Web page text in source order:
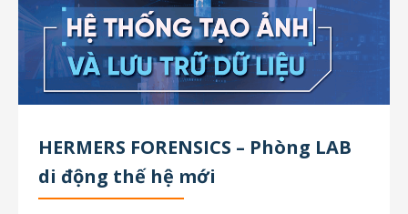
HERMERS FORENSICS – Phòng LAB
di động thế hệ mới